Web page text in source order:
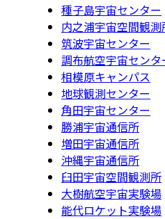
種子島宇宙センター
内之浦宇宙空間観測
筑波宇宙センター
調布航空宇宙センタ
相模原キャンパス
地球観測センター
角田宇宙センター
勝浦宇宙通信所
増田宇宙通信所
沖縄宇宙通信所
臼田宇宙空間観測所
大樹航空宇宙実験場
能代ロケット実験場